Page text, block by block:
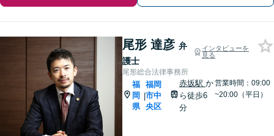
尾形 達彦 弁
護士
インタビューを
見る
尾形総合法律事務所
福
岡
県
|
福岡
市中
央区
赤坂駅 か
ら徒歩6
分
営業時間：09:00
~20:00（平日）